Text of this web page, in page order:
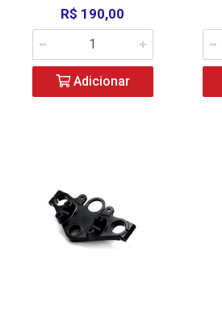
R$ 190,00
Adicionar